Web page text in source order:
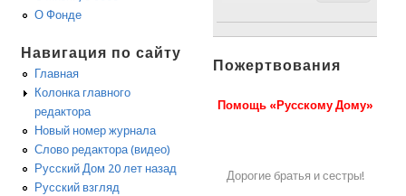
О Фонде
Навигация по сайту
Главная
Колонка главного
редактора
Новый номер журнала
Слово редактора (видео)
Русский Дом 20 лет назад
Русский взгляд
Пожертвования
Помощь «Русскому Дому»
Дорогие братья и сестры!